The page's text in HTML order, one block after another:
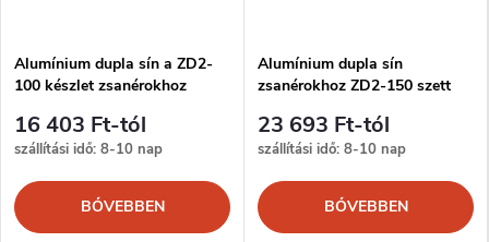
Alumínium dupla sín a ZD2-
100 készlet zsanérokhoz
16 403 Ft-tól
szállítási idő: 8-10 nap
BŐVEBBEN
Alumínium dupla sín
zsanérokhoz ZD2-150 szett
23 693 Ft-tól
szállítási idő: 8-10 nap
BŐVEBBEN